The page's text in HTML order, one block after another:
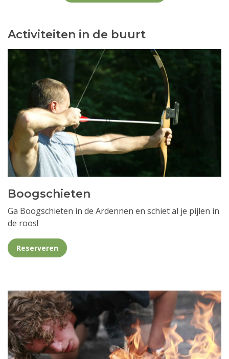
Activiteiten in de buurt
Boogschieten
Ga Boogschieten in de Ardennen en schiet al je pijlen in
de roos!
Reserveren